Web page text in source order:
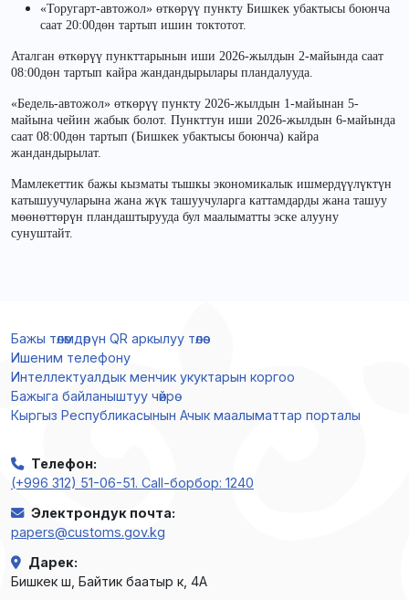
«Торугарт-автожол» өткөрүү пункту Бишкек убактысы боюнча
саат 20:00дөн тартып ишин токтотот.
Аталган өткөрүү пункттарынын иши 2026-жылдын 2-майында саат
08:00дөн тартып кайра жандандырылары пландалууда.
«Бедель-автожол» өткөрүү пункту 2026-жылдын 1-майынан 5-
майына чейин жабык болот. Пункттун иши 2026-жылдын 6-майында
саат 08:00дөн тартып (Бишкек убактысы боюнча) кайра
жандандырылат.
Мамлекеттик бажы кызматы тышкы экономикалык ишмердүүлүктүн
катышуучуларына жана жүк ташуучуларга каттамдарды жана ташуу
мөөнөттөрүн пландаштырууда бул маалыматты эске алууну
сунуштайт.
Бажы төлөмдөрүн QR аркылуу төлөө
Ишеним телефону
Интеллектуалдык менчик укуктарын коргоо
Бажыга байланыштуу чөйрө
Кыргыз Республикасынын Ачык маалыматтар порталы
Телефон:
(+996 312) 51-06-51. Call-борбор: 1240
Электрондук почта:
papers@customs.gov.kg
Дарек:
Бишкек ш, Байтик баатыр к, 4А